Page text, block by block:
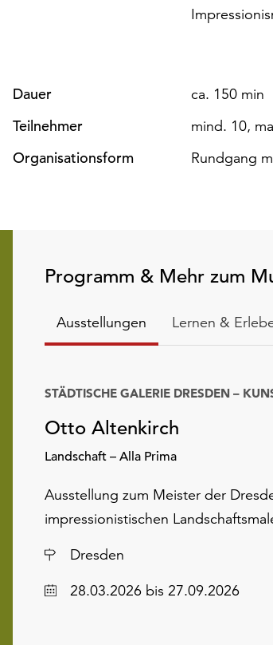
Dauer
ca. 150 min
Teilnehmer
mind. 10,
Organisationsform
Rundgang
Programm & Mehr zum
Ausstellungen Lernen &
Otto Altenkirch
Landschaft – Alla Prima
STÄDTISCHE GALERIE DRESDEN –
Ausstellung zum Meister der
impressionistischen
Ort
Dresden
Datum28.03.2026 bis 27.09.2026